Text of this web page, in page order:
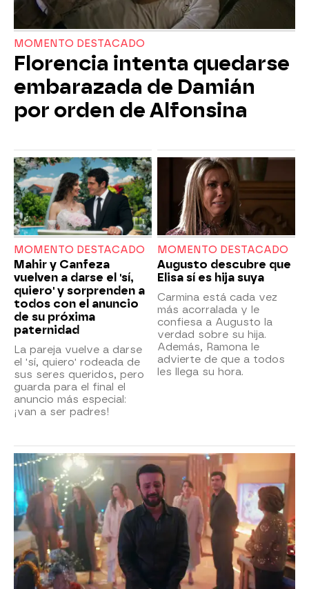
MOMENTO DESTACADO
Florencia intenta quedarse
embarazada de Damián
por orden de Alfonsina
MOMENTO DESTACADO
Mahir y Canfeza
vuelven a darse el 'sí,
quiero' y sorprenden a
todos con el anuncio
de su próxima
paternidad
La pareja vuelve a darse
el 'sí, quiero' rodeada de
sus seres queridos, pero
guarda para el final el
anuncio más especial:
¡van a ser padres!
MOMENTO DESTACADO
Augusto descubre que
Elisa sí es hija suya
Carmina está cada vez
más acorralada y le
confiesa a Augusto la
verdad sobre su hija.
Además, Ramona le
advierte de que a todos
les llega su hora.